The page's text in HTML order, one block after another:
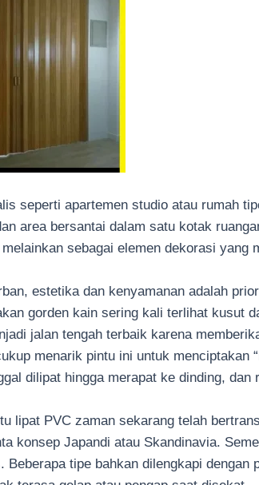
seperti apartemen studio atau rumah
area bersantai dalam satu kotak
sebagai elemen dekorasi yang
estetika dan kenyamanan adalah
gorden kain sering kali terlihat kusut
jalan tengah terbaik karena
menarik pintu ini untuk menciptakan
dilipat hingga merapat ke dinding, dan
lipat PVC zaman sekarang telah
konsep Japandi atau Skandinavia.
Beberapa tipe bahkan dilengkapi dengan